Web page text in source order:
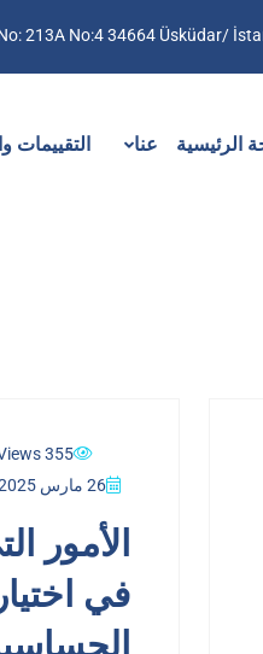
213A No:4 34664 Üsküdar/
الرئيسية عنا التقييمات
355 Views
26 مارس 2025
الأمور
في